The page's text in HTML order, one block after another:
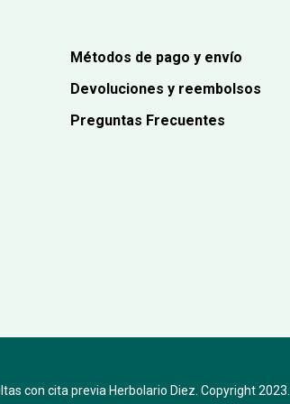
Métodos de pago y envío
Devoluciones y reembolsos
Preguntas Frecuentes
con cita previa Herbolario Diez. Copyright 2023.